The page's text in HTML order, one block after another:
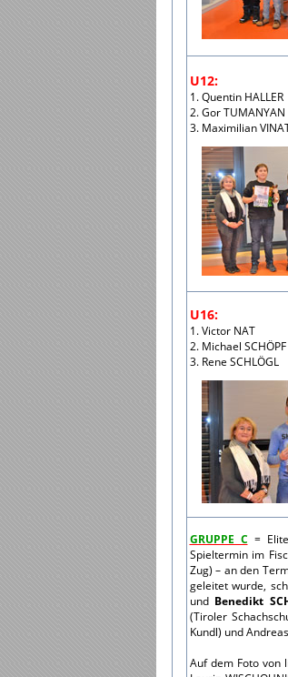
U12:
1. Quentin HALLER
2. Gor TUMANYAN
3. Maximilian
U16:
1. Victor NAT
2. Michael SCHÖPF
3. Rene SCHLÖGL
GRUPPE C =
Spieltermin im
Zug) – an den
geleitet wurde,
und Benedikt
(Tiroler
Kundl) und
Auf dem Foto von